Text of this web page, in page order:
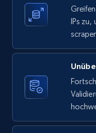
11.3K+
X (formerly
ID, User posted,
posted, Photos,
10.3K+
IPs